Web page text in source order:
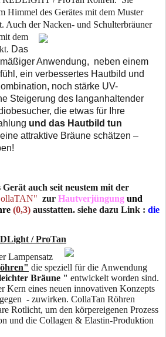
Himmel des Gerätes mit dem Muster
Auch derNacken- und Schulterbräuner
dem
Das
Anwendung, neben einem
ein verbessertes Hautbild und
noch stärke UV-
Steigerung des langanhaltender
die etwas für Ihre
und das Hautbild tun
attraktive Bräune schätzen –
auch seit neustem mit der
zur Hautverjüngung und
(0,3) ausstatten. siehe dazu Link : die
/ ProTan
Lampensatz
die speziell für die Anwendung
Bräune " entwickelt worden sind.
Kern eines neuen innovativen Konzepts
- zuwirken. CollaTan Röhren
Rotlicht, um den körpereigenen Prozess
und die Collagen & Elastin-Produktion